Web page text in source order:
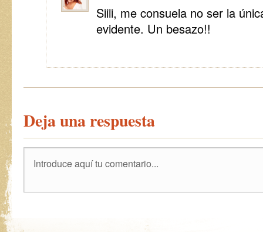
Siiii, me consuela no ser la
evidente. Un besazo!!
Deja una respuesta